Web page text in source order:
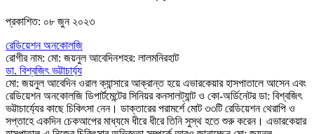
প্রকাশিত: ০৮ জুন ২০২৩
রেডিয়েশন অনকোলজি
রোগীর নাম: মো: জয়নুল আবেদিনশহর: লালমনিরহাট
ডা. বিশ্বজিৎ ভট্টাচার্য্য
মো: জয়নুল আবেদিন ওরাল ক্যান্সারে আক্রান্ত হয়ে এভারকেয়ার হাসপাতালে আসেন এবং
রেডিয়েশন অনকোলজি ডিপার্টমেন্টের সিনিয়র কনসালট্যান্ট ও কো-অর্ডিনেটর ডা: বিশ্বজিৎ
ভট্টাচার্য্যের কাছে চিকিৎসা নেন। ডাক্তারের পরামর্শে মোট ৩৩টি রেডিয়েশন থেরাপি ও
সপ্তাহে একদিন চেকআপের মাধ্যমে ধীরে ধীরে তিনি সুস্থ হতে শুরু করেন। এভারকেয়ার